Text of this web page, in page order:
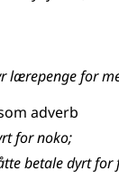
lærepenge for
adverb
for noko;
betale dyrt for